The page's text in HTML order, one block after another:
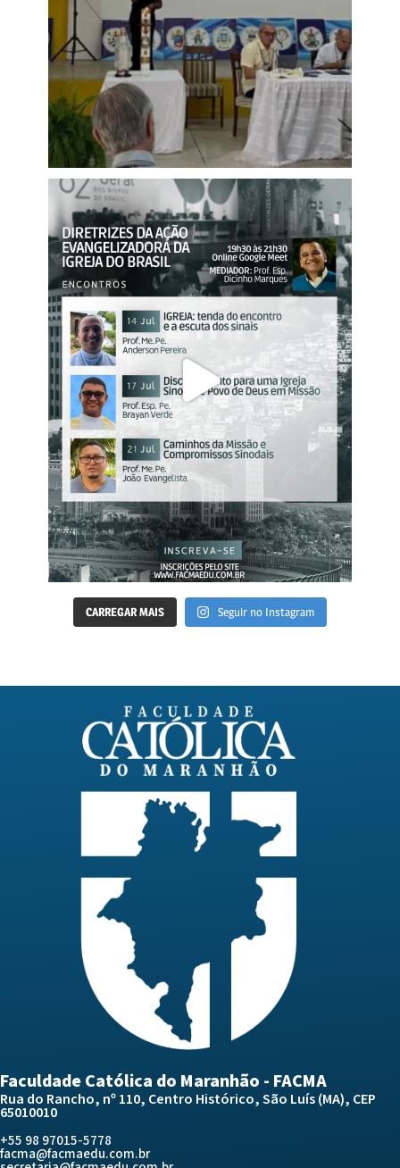
CARREGAR MAIS Seguir no Instagram
Faculdade Católica do Maranhão - FACMA
Rua do Rancho, nº 110, Centro Histórico, São Luís (MA), CEP
65010010
+55 98 97015-5778
facma@facmaedu.com.br